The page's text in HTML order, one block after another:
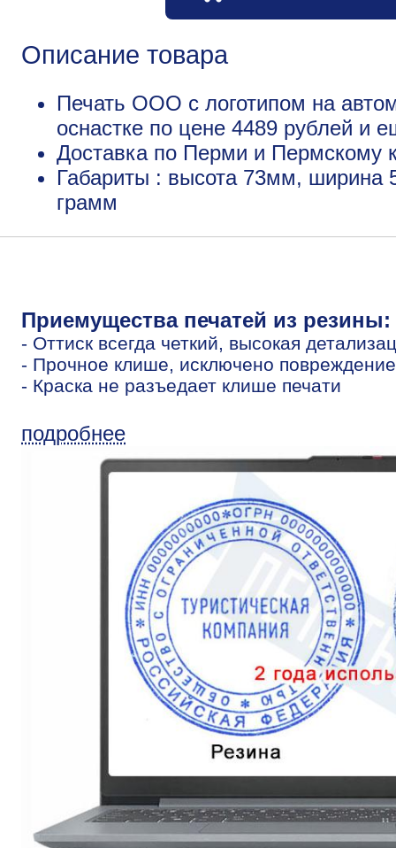
Описание товара
Печать ООО с логотипом на
оснастке по цене 4489 рублей и
Доставка по Перми и Пермскому
Габариты : высота 73мм, ширина
грамм
Приемущества печатей из резины:
- Оттиск всегда четкий, высокая
- Прочное клише, исключено
- Краска не разъедает клише печати
подробнее